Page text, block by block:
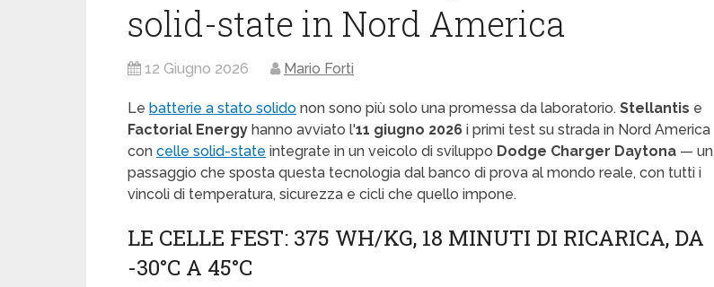
solid-state in Nord America
12 Giugno 2026 Mario Forti
Le batterie a stato solido non sono più solo una promessa da laboratorio. Stellantis e
Factorial Energy hanno avviato l'11 giugno 2026 i primi test su strada in Nord America
con celle solid-state integrate in un veicolo di sviluppo Dodge Charger Daytona — un
passaggio che sposta questa tecnologia dal banco di prova al mondo reale, con tutti i
vincoli di temperatura, sicurezza e cicli che quello impone.
LE CELLE FEST: 375 WH/KG, 18 MINUTI DI RICARICA, DA
-30°C A 45°C